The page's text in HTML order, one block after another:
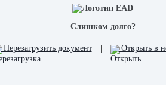
Слишком долго?
Перезагрузить документ | Открыть в